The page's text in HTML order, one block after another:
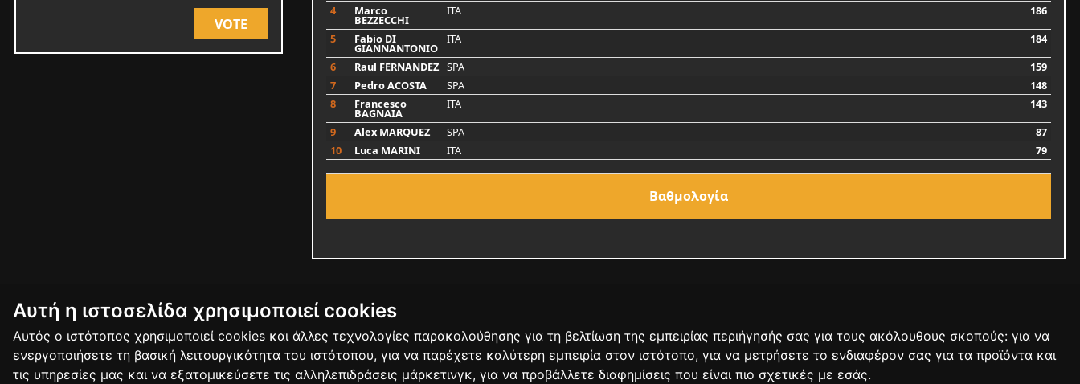
Αυτή η ιστοσελίδα χρησιμοποιεί cookies
Αυτός ο ιστότοπος χρησιμοποιεί cookies και άλλες τεχνολογίες παρακολούθησης για τη βελτίωση της εμπειρίας περιήγησής σας για τους ακόλουθους σκοπούς: για να
ενεργοποιήσετε τη βασική λειτουργικότητα του ιστότοπου, για να παρέχετε καλύτερη εμπειρία στον ιστότοπο, για να μετρήσετε το ενδιαφέρον σας για τα προϊόντα και
τις υπηρεσίες μας και να εξατομικεύσετε τις αλληλεπιδράσεις μάρκετινγκ, για να προβάλλετε διαφημίσεις που είναι πιο σχετικές με εσάς.
VOTE
4
Marco
BEZZECCHI
ITA
186
5
Fabio DI
GIANNANTONIO
ITA
184
6
Raul FERNANDEZ SPA
159
7
Pedro ACOSTA SPA
148
8
Francesco
BAGNAIA
ITA
143
9
Alex MARQUEZ SPA
87
10
Luca MARINI ITA 79
Bαθμολογία
ΕΠΙΚΟΙΝΩΝΙΑ ΟΡΟΙ ΧΡΗΣΗΣΠΟΛΙΤΙΚΗ ΠΡΟΣΤΑΣΙΑΣ ΑΓΩΝΕΣΑΠΟΤΕΛΕΣΜΑΤΑΑΓΟΡΑ